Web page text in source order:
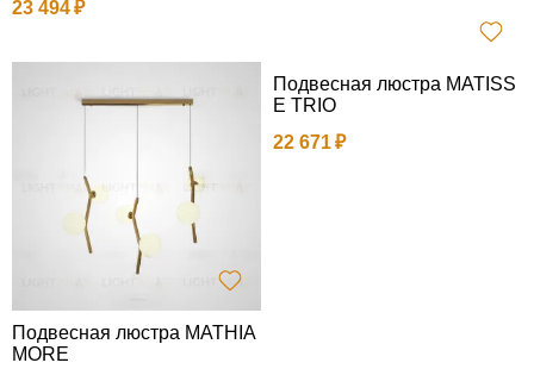
23 494
Подвесная люстра MATHIA
MORE
Подвесная люстра MATISS
E TRIO
22 671